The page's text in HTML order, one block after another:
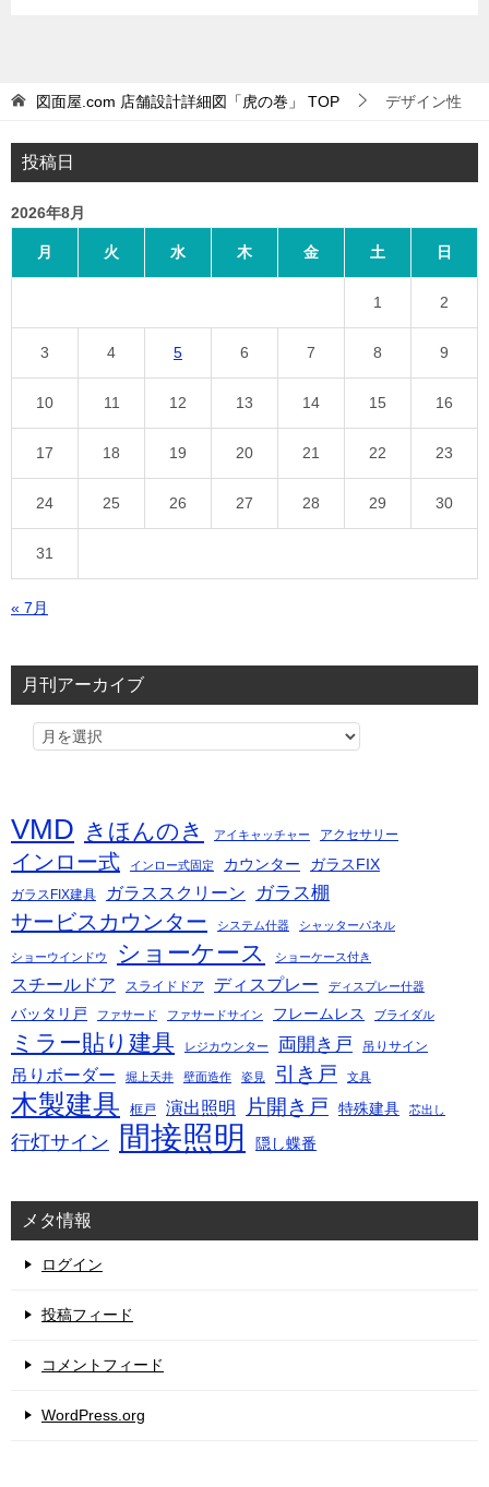
図面屋.com 店舗設計詳細図「虎の巻」 TOP デザイン性
投稿日
2026年8月
月 火 水 木 金 土 日
1 2
3 4 5 6 7 8 9
10 11 12 13 14 15 16
17 18 19 20 21 22 23
24 25 26 27 28 29 30
31
« 7月
月刊アーカイブ
VMD きほんのき アイキャッチャー アクセサリー
インロー式 インロー式固定 カウンター ガラスFIX
ガラスFIX建具 ガラススクリーン ガラス棚
サービスカウンター システム什器 シャッターパネル
ショーウインドウ ショーケース ショーケース付き
スチールドア スライドドア ディスプレー ディスプレー什器
バッタリ戸 ファサード ファサードサイン フレームレス ブライダル
ミラー貼り建具 レジカウンター 両開き戸 吊りサイン
吊りボーダー 堀上天井 壁面造作 姿見 引き戸 文具
木製建具 框戸 演出照明 片開き戸 特殊建具 芯出し
行灯サイン 間接照明 隠し蝶番
メタ情報
ログイン
投稿フィード
コメントフィード
WordPress.org